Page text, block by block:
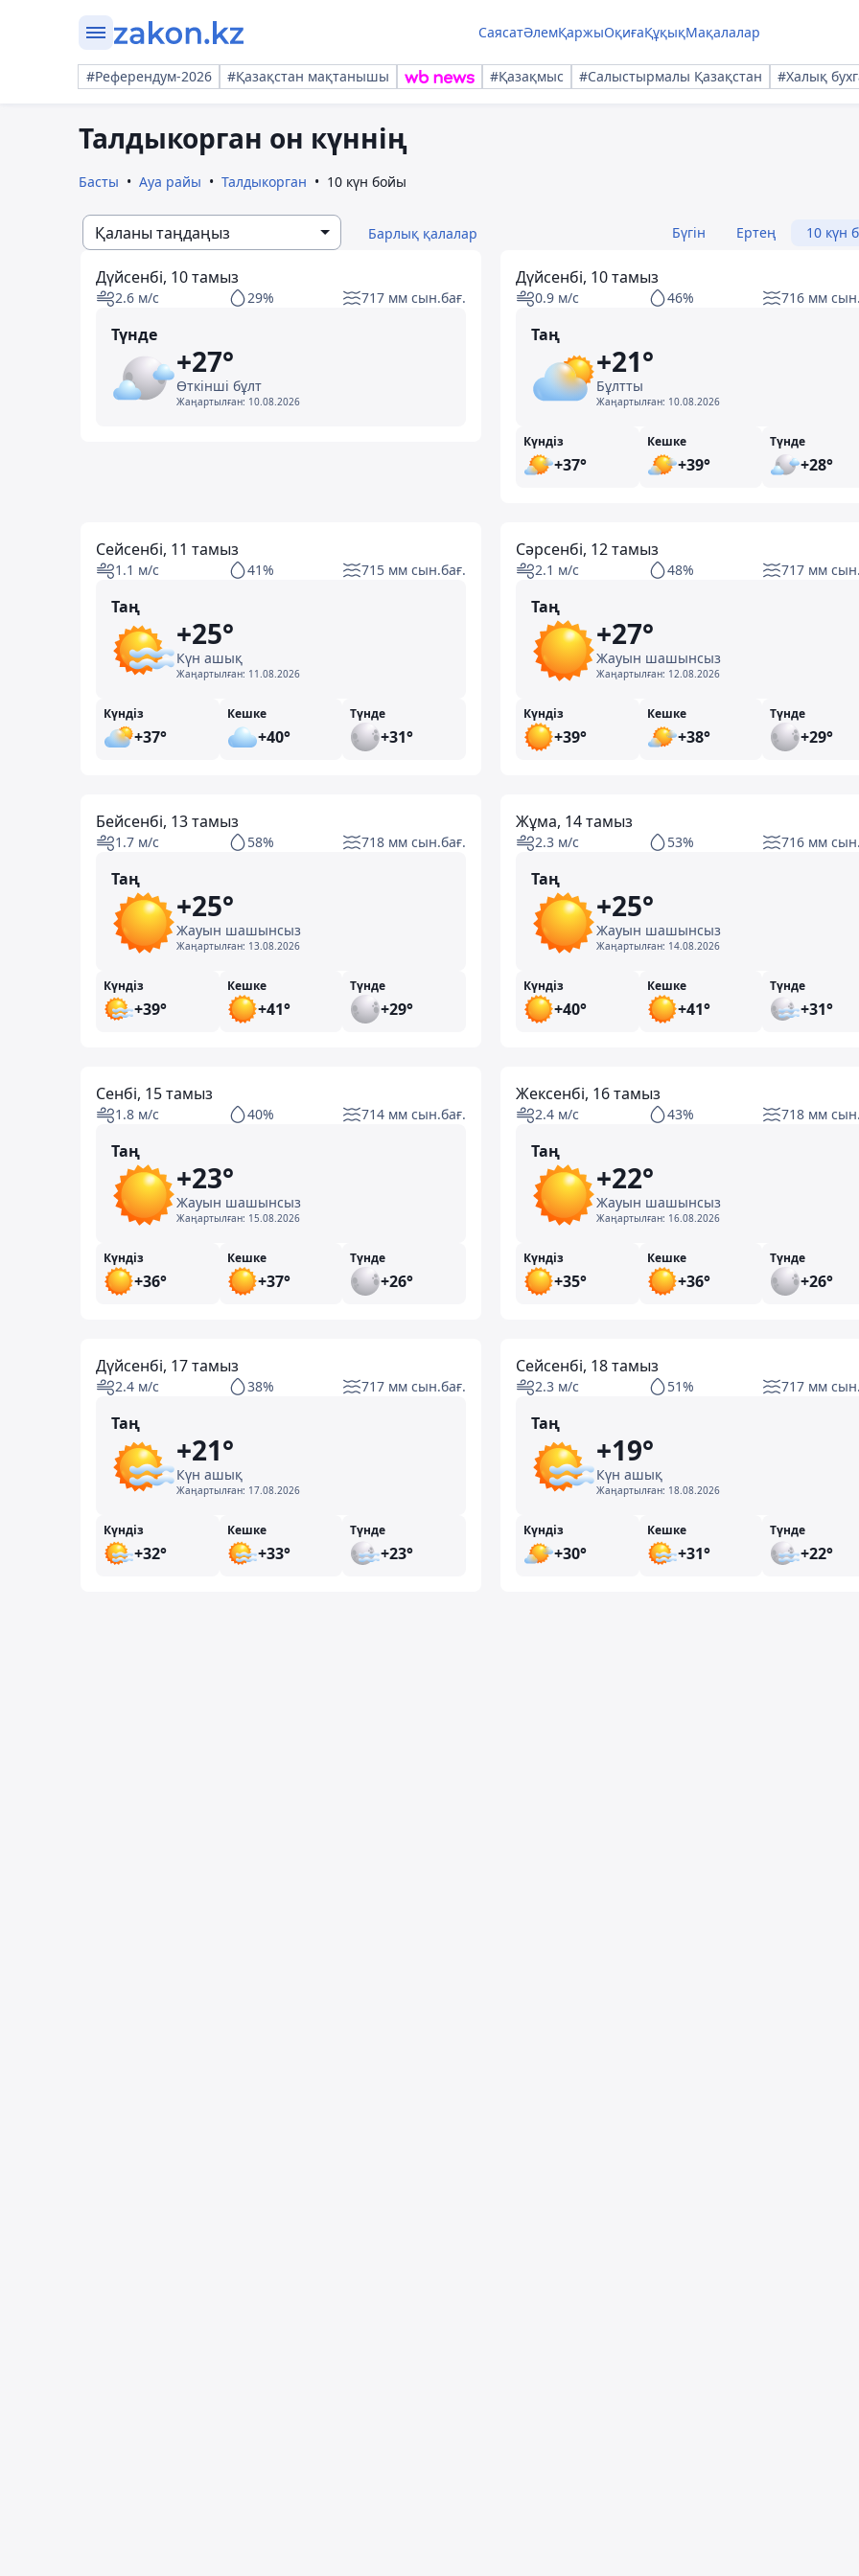
СаясатӘлемҚаржыОқиғаҚұқықМақалалар
#Референдум-2026 #Қазақстан мақтанышы #Қазақмыс #Салыстырмалы Қазақстан #Халық
Талдыкорган он күннің
Басты Ауа райы Талдыкорган 10 күн бойы
Қаланы таңдаңыз Барлық қалалар Бүгін Ертең 10 күн
Дүйсенбі, 10 тамыз
2.6 м/с 29% 717 мм сын.бағ.
Түнде
+27°
Өткінші бұлт
Жаңартылған: 10.08.2026
Дүйсенбі, 10 тамыз
0.9 м/с 46% 716 мм
Таң
+21°
Бұлтты
Жаңартылған: 10.08.2026
Күндіз
+37°
Кешке
+39°
Түнде
+28°
Сейсенбі, 11 тамыз
1.1 м/с 41% 715 мм сын.бағ.
Таң
+25°
Күн ашық
Жаңартылған: 11.08.2026
Күндіз
+37°
Кешке
+40°
Түнде
+31°
Сәрсенбі, 12 тамыз
2.1 м/с 48% 717 мм
Таң
+27°
Жауын шашынсыз
Жаңартылған: 12.08.2026
Күндіз
+39°
Кешке
+38°
Түнде
+29°
Бейсенбі, 13 тамыз
1.7 м/с 58% 718 мм сын.бағ.
Таң
+25°
Жауын шашынсыз
Жаңартылған: 13.08.2026
Күндіз
+39°
Кешке
+41°
Түнде
+29°
Жұма, 14 тамыз
2.3 м/с 53% 716 мм
Таң
+25°
Жауын шашынсыз
Жаңартылған: 14.08.2026
Күндіз
+40°
Кешке
+41°
Түнде
+31°
Сенбі, 15 тамыз
1.8 м/с 40% 714 мм сын.бағ.
Таң
+23°
Жауын шашынсыз
Жаңартылған: 15.08.2026
Күндіз
+36°
Кешке
+37°
Түнде
+26°
Жексенбі, 16 тамыз
2.4 м/с 43% 718 мм
Таң
+22°
Жауын шашынсыз
Жаңартылған: 16.08.2026
Күндіз
+35°
Кешке
+36°
Түнде
+26°
Дүйсенбі, 17 тамыз
2.4 м/с 38% 717 мм сын.бағ.
Таң
+21°
Күн ашық
Жаңартылған: 17.08.2026
Күндіз
+32°
Кешке
+33°
Түнде
+23°
Сейсенбі, 18 тамыз
2.3 м/с 51% 717 мм
Таң
+19°
Күн ашық
Жаңартылған: 18.08.2026
Күндіз
+30°
Кешке
+31°
Түнде
+22°